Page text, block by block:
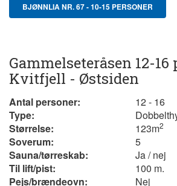
BJØNNLIA NR. 67 - 10-15 PERSONER
Gammelseteråsen 12-16
Kvitfjell - Østsiden
Antal personer:
12 - 16
Type:
Størrelse:
123m2
Soverum:
5
Sauna/tørreskab:
Ja / nej
Til lift/pist:
100 m.
Pejs/brændeovn:
Nej